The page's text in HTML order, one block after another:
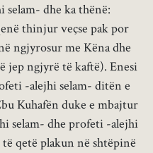
dhe ka thënë:
thinjur veçse pak por
ngjyrosur me Këna dhe
jep ngjyrë të kaftë). Enesi
-alejhi selam- ditën e
Kuhafën duke e mbajtur
selam- dhe profeti -alejhi
qetë plakun në shtëpinë